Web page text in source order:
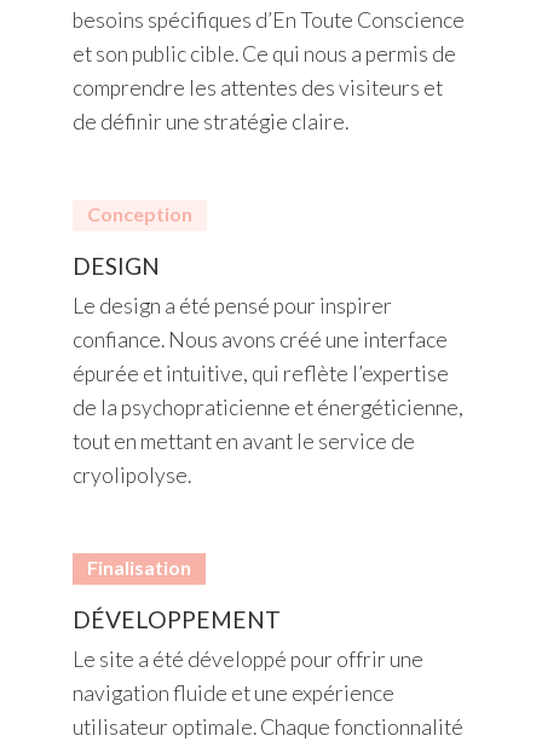
besoins spécifiques d’En Toute Conscience
et son public cible. Ce qui nous a permis de
comprendre les attentes des visiteurs et
de définir une stratégie claire.
Conception
DESIGN
Le design a été pensé pour inspirer
confiance. Nous avons créé une interface
épurée et intuitive, qui reflète l’expertise
de la psychopraticienne et énergéticienne,
tout en mettant en avant le service de
cryolipolyse.
Finalisation
DÉVELOPPEMENT
Le site a été développé pour offrir une
navigation fluide et une expérience
utilisateur optimale. Chaque fonctionnalité